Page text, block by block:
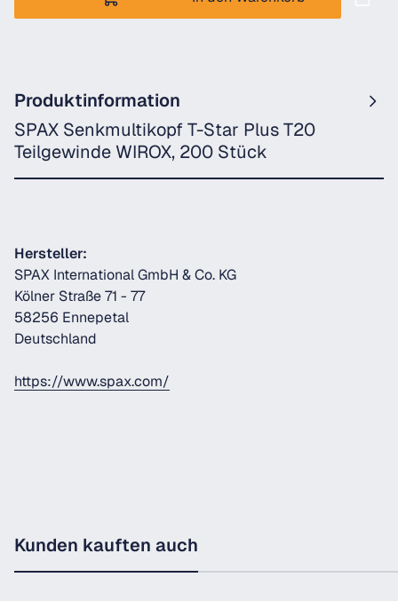
Produktinformation
SPAX Senkmultikopf T-Star Plus T20
Teilgewinde WIROX, 200 Stück
Hersteller:
SPAX International GmbH & Co. KG
Kölner Straße 71 - 77
58256 Ennepetal
Deutschland
https://www.spax.com/
Kunden kauften auch